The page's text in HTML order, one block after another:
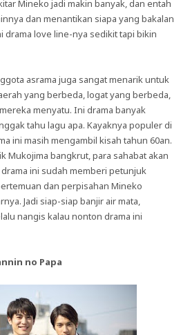
Mineko jadi makin banyak, dan entah
dan menantikan siapa yang bakalan
drama love line-nya sedikit tapi bikin
asrama juga sangat menarik untuk
yang berbeda, logat yang berbeda,
menyatu. Ini drama banyak
tahu lagu apa. Kayaknya populer di
ini masih mengambil kisah tahun 60an.
Mukojima bangkrut, para sahabat akan
ini sudah memberi petunjuk
dan perpisahan Mineko
Jadi siap-siap banjir air mata,
nangis kalau nonton drama ini
no Papa